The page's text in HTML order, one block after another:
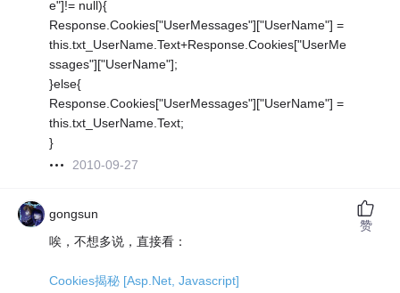
e"]!= null){
Response.Cookies["UserMessages"]["UserName"] =
this.txt_UserName.Text+Response.Cookies["UserMe
ssages"]["UserName"];
}else{
Response.Cookies["UserMessages"]["UserName"] =
this.txt_UserName.Text;
}
2010-09-27
gongsun
唉，不想多说，直接看：
Cookies揭秘 [Asp.Net, Javascript]
赞